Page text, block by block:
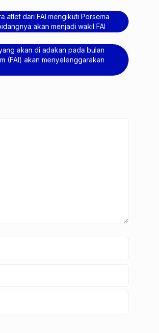
atlet dari FAI mengikuti Porsema
akan menjadi wakil FAI
akan di adakan pada bulan
(FAI) akan menyelenggarakan